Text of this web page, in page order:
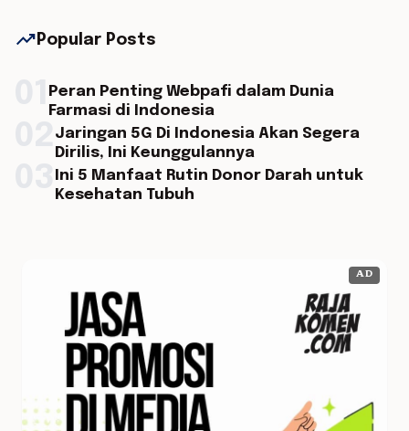
trending_up Popular Posts
Peran Penting Webpafi dalam Dunia
Farmasi di Indonesia
Jaringan 5G Di Indonesia Akan Segera
Dirilis, Ini Keunggulannya
Ini 5 Manfaat Rutin Donor Darah untuk
Kesehatan Tubuh
AD